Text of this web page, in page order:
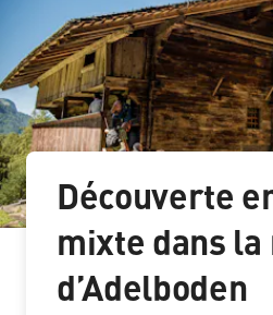
Découverte
mixte dans la
d’Adelboden